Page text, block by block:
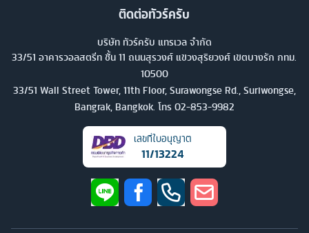
ติดต่อทัวร์ครับ
บริษัท ทัวร์ครับ แทรเวล จำกัด
33/51 อาคารวอลสตรีท ชั้น 11 ถนนสุรวงศ์ แขวงสุริยวงศ์ เขตบางรัก กทม.
10500
33/51 Wall Street Tower, 11th Floor, Surawongse Rd., Suriwongse,
Bangrak, Bangkok. โทร 02-853-9982
เลขที่ใบอนุญาต
11/13224